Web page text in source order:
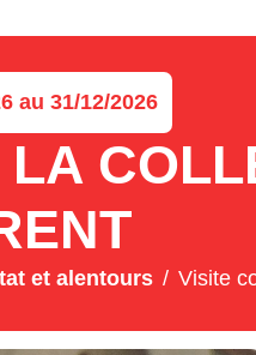
au 31/12/2026
et alentours Visite